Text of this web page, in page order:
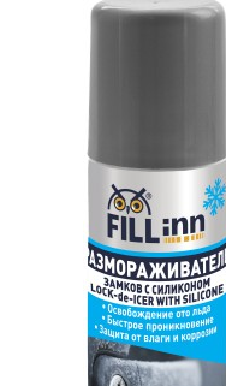
Распродажа
Уцененный товар
Гарантия и сервис
Доставка и оплата